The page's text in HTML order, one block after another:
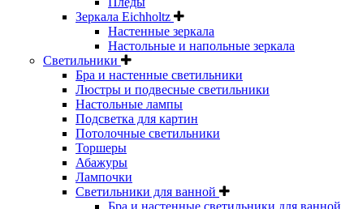
Зеркала Eichholtz
Настенные зеркала
Настольные и напольные зеркала
Светильники
Бра и настенные светильники
Люстры и подвесные светильники
Настольные лампы
Подсветка для картин
Потолочные светильники
Торшеры
Абажуры
Лампочки
Светильники для ванной
Бра и настенные светильники для ванной